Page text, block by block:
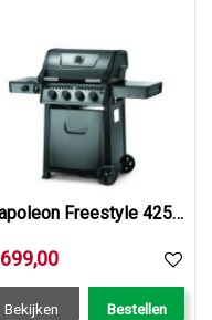
Napoleon Freestyle 425, 4 hoofdbranders, met zijbrander, gr…
699,00
Bekijken Bestellen